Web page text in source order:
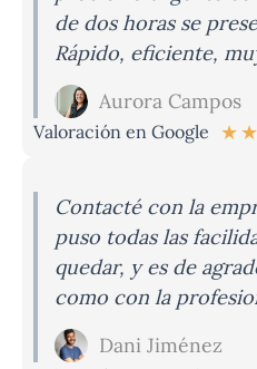
de dos horas se
Rápido, eficiente,
Aurora Campos
Valoración en Google ★★
Contacté con la
puso todas las
quedar, y es de
como con la
Dani Jiménez